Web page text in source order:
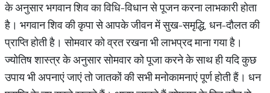
के अनुसार भगवान शिव का विधि-विधान से पूजन करना लाभकारी होता
है। भगवान शिव की कृपा से आपके जीवन में सुख-समृद्धि, धन-दौलत की
प्राप्ति होती है। सोमवार को व्रत रखना भी लाभप्रद माना गया है।
ज्योतिष शास्त्र के अनुसार सोमवार को पूजा करने के साथ ही यदि कुछ
उपाय भी अपनाएं जाएं तो जातकों की सभी मनोकामनाएं पूर्ण होती हैं। धन